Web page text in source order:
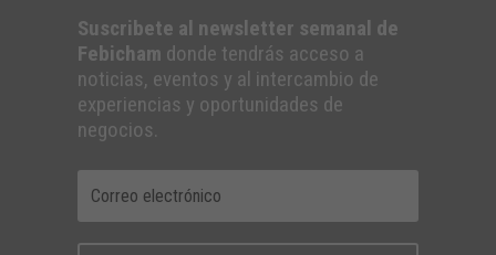
Suscribete al newsletter semanal de
Febicham donde tendrás acceso a
noticias, eventos y al intercambio de
experiencias y oportunidades de
negocios.